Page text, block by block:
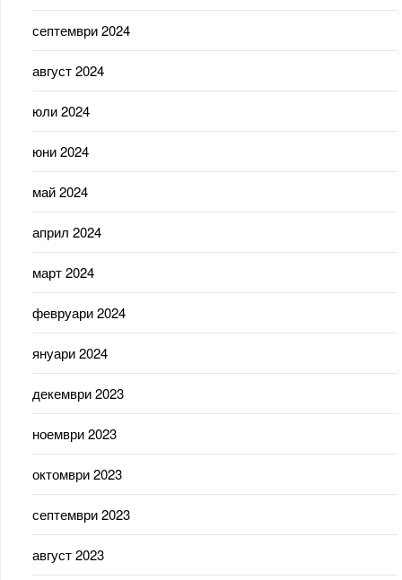
септември 2024
август 2024
юли 2024
юни 2024
май 2024
април 2024
март 2024
февруари 2024
януари 2024
декември 2023
ноември 2023
октомври 2023
септември 2023
август 2023